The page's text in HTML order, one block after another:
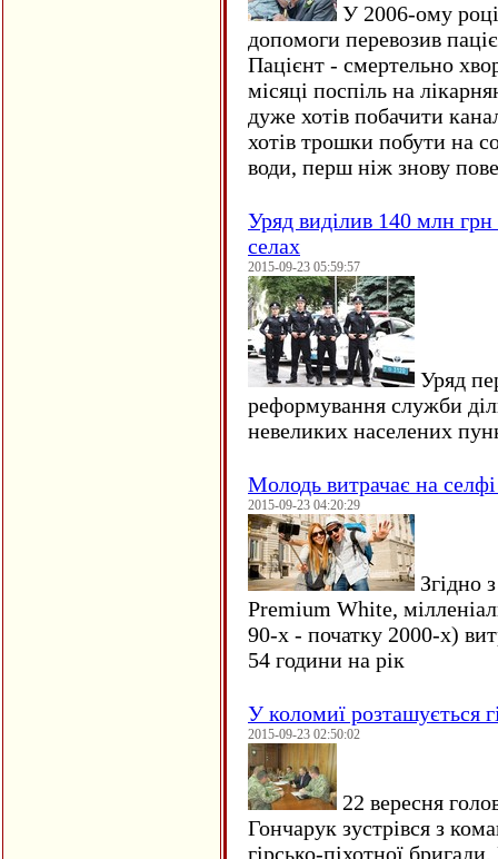
У 2006-ому
допомоги перевозив
Пацієнт - смертельно
місяці поспіль на
дуже хотів побачити
хотів трошки побути на
води, перш ніж знову
Уряд виділив 140 млн
селах
2015-09-23 05:59:57
Уряд
реформування служби
невеликих населених
Молодь витрачає на
2015-09-23 04:20:29
Згідно
Premium White,
90-х - початку 2000-х)
54 години на рік
У коломиї розташується
2015-09-23 02:50:02
22 вересня
Гончарук зустрівся з
гірсько-піхотної